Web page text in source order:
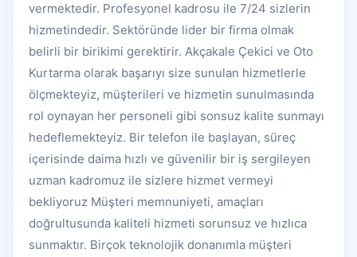
vermektedir. Profesyonel kadrosu ile 7/24 sizlerin
hizmetindedir. Sektöründe lider bir firma olmak
belirli bir birikimi gerektirir. Akçakale Çekici ve Oto
Kurtarma olarak başarıyı size sunulan hizmetlerle
ölçmekteyiz, müşterileri ve hizmetin sunulmasında
rol oynayan her personeli gibi sonsuz kalite sunmayı
hedeflemekteyiz. Bir telefon ile başlayan, süreç
içerisinde daima hızlı ve güvenilir bir iş sergileyen
uzman kadromuz ile sizlere hizmet vermeyi
bekliyoruz Müşteri memnuniyeti, amaçları
doğrultusunda kaliteli hizmeti sorunsuz ve hızlıca
sunmaktır. Birçok teknolojik donanımla müşteri